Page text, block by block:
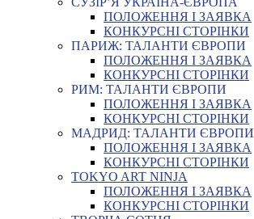
ПОЛОЖЕННЯ І ЗАЯВКА
КОНКУРСНІ СТОРІНКИ
ПАРИЖ: ТАЛАНТИ ЄВРОПИ
ПОЛОЖЕННЯ І ЗАЯВКА
КОНКУРСНІ СТОРІНКИ
РИМ: ТАЛАНТИ ЄВРОПИ
ПОЛОЖЕННЯ І ЗАЯВКА
КОНКУРСНІ СТОРІНКИ
МАДРИД: ТАЛАНТИ ЄВРОПИ
ПОЛОЖЕННЯ І ЗАЯВКА
КОНКУРСНІ СТОРІНКИ
TOKYO ART NINJA
ПОЛОЖЕННЯ І ЗАЯВКА
КОНКУРСНІ СТОРІНКИ